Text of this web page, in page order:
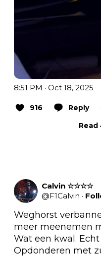
8:51 PM · Oct 18, 2025
916 Reply
Calvin ☆☆☆☆
@F1Calvin ·
Weghorst
meer meenemen
Wat een kwal.
Opdonderen met